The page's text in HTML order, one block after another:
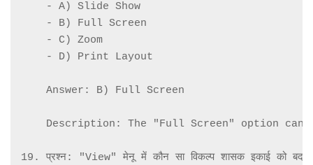
    - A) Slide Show
    - B) Full Screen
    - C) Zoom
    - D) Print Layout
    Answer: B) Full Screen
Description: The "Full Screen" option can
19. प्रश्न: "View" मेनू में कौन सा विकल्प शासक इकाई को